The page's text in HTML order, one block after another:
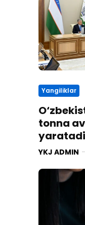
Yangiliklar
tonna
yaratadi
YKJ ADMIN -